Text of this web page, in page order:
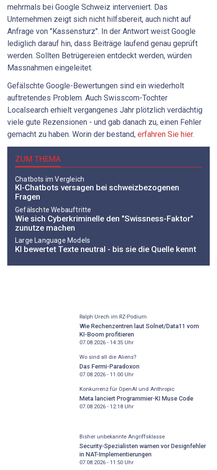
mehrmals bei Google Schweiz interveniert. Das
Unternehmen zeigt sich nicht hilfsbereit, auch nicht auf
Anfrage von "Kassensturz". In der Antwort weist Google
lediglich darauf hin, dass Beiträge laufend genau geprüft
werden. Sollten Betrügereien entdeckt werden, würden
Massnahmen eingeleitet.
Gefälschte Google-Bewertungen sind ein wiederholt
auftretendes Problem. Auch Swisscom-Tochter
Localsearch erhielt vergangenes Jahr plötzlich verdächtig
viele gute Rezensionen - und gab danach zu, einen Fehler
gemacht zu haben. Worin der bestand, erfahren Sie hier.
ZUM THEMA
Chatbots im Vergleich
KI-Chatbots versagen bei schweizbezogenen
Fragen
Gefälschte Webauftritte
Wie sich Cyberkriminelle den "Swissness-Faktor"
zunutze machen
Large Language Models
KI bewertet Texte neutral - bis sie die Quelle kennt
Ralph Urech im RZ-Podium
Wie Rechenzentren laut Solnet/Data11 vom
KI-Boom profitieren
07.08.2026 - 14:35Uhr
Wo sind all die Aliens?
Das Fermi-Paradoxon
07.08.2026 - 11:00Uhr
Konkurrenz für OpenAI und Anthropic
Meta lanciert Programmier-KI Muse Code
07.08.2026 - 12:18Uhr
Bisher unbekannte Angriffsklasse
Security-Spezialisten warnen vor Designfehler
in NAT-Implementierungen
07.08.2026 - 11:50Uhr